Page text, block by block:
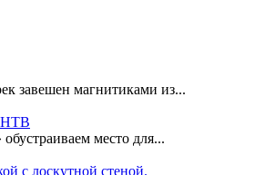
завешен магнитиками из...
НТВ
место для...
с лоскутной стеной.